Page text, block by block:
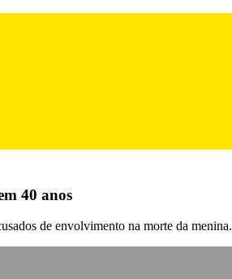
40 anos
de envolvimento na morte da menina.